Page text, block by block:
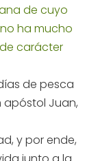
de cuyo
ha mucho
carácter
de pesca
apóstol Juan,
y por ende,